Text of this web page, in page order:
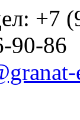
+7
90-86